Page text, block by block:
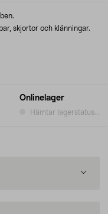
Onlinelager
Hämtar lagerstatus...
skjortor och klänningar.